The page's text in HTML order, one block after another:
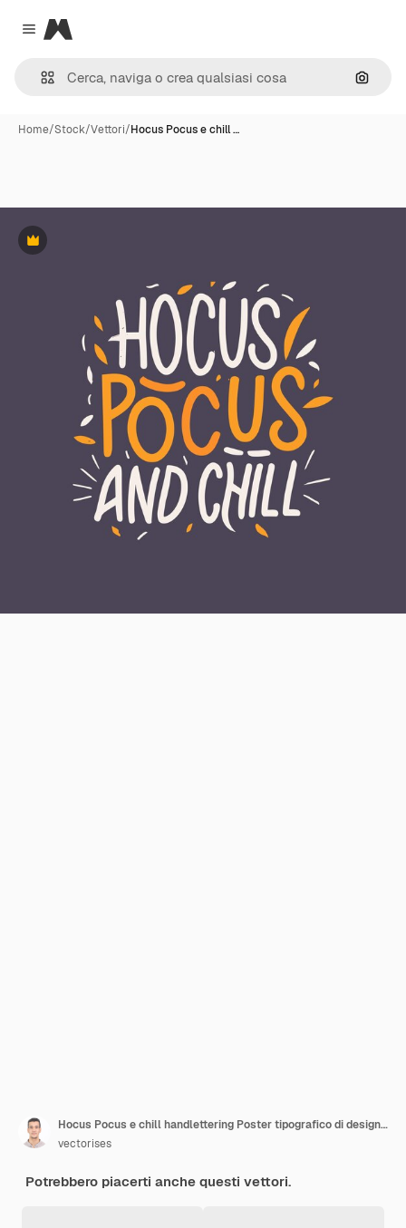
Close menu
Magnific
Cerca
Home/Stock/Vettori/Hocus Pocus e chill …
Premium
Hocus Pocus e chill handlettering Poster tipografico di design per magliette di Halloween
vectorises
Potrebbero piacerti anche questi vettori.